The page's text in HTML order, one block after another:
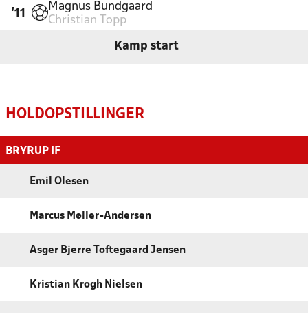
'11
Magnus Bundgaard
Christian Topp
Kamp start
HOLDOPSTILLINGER
BRYRUP IF
Emil Olesen
Marcus Møller-Andersen
Asger Bjerre Toftegaard Jensen
Kristian Krogh Nielsen